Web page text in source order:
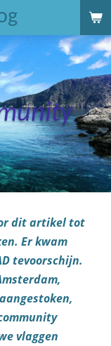
dit artikel tot
Er kwam
tevoorschijn.
vlaggen